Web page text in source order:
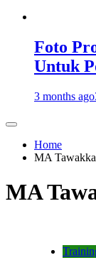
Foto
Untuk
3 months ago
Home
MA
MA